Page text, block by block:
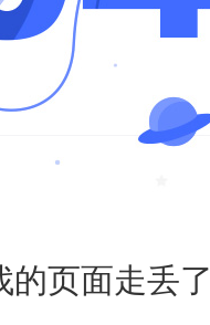
的页面走丢了